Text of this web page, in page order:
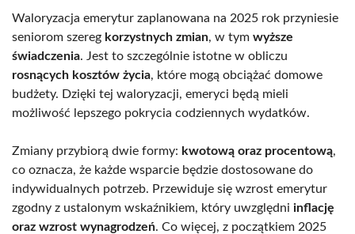
Waloryzacja emerytur zaplanowana na 2025 rok przyniesie
seniorom szereg korzystnych zmian, w tym wyższe
świadczenia. Jest to szczególnie istotne w obliczu
rosnących kosztów życia, które mogą obciążać domowe
budżety. Dzięki tej waloryzacji, emeryci będą mieli
możliwość lepszego pokrycia codziennych wydatków.
Zmiany przybiorą dwie formy: kwotową oraz procentową,
co oznacza, że każde wsparcie będzie dostosowane do
indywidualnych potrzeb. Przewiduje się wzrost emerytur
zgodny z ustalonym wskaźnikiem, który uwzględni inflację
oraz wzrost wynagrodzeń. Co więcej, z początkiem 2025